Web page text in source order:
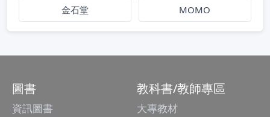
金石堂 MOMO
圖書
資訊圖書
教科書/教師專區
大專教材